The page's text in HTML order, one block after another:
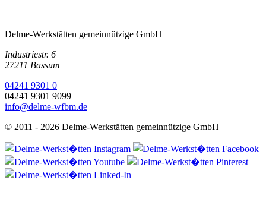
Delme-Werkstätten gemeinnützige GmbH
Industriestr. 6
27211 Bassum
04241 9301 0
04241 9301 9099
info@delme-wfbm.de
© 2011 - 2026 Delme-Werkstätten gemeinnützige GmbH